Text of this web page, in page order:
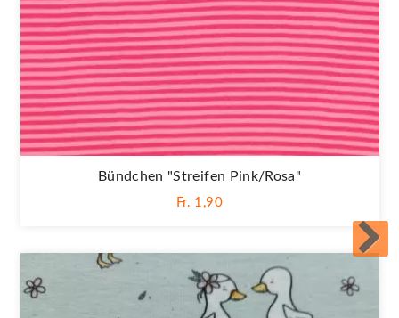
Bündchen "Streifen Pink/rosa"
Fr. 1,90